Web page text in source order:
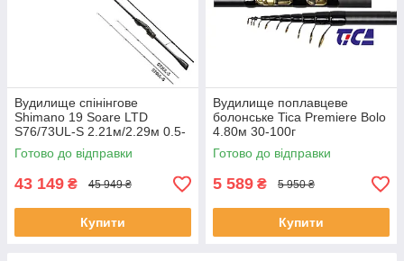
Вудилище спінінгове
Shimano 19 Soare LTD
S76/73UL-S 2.21м/2.29м 0.5-
12
Готово до відправки
43 149 ₴ 45 949 ₴
Купити
Вудилище поплавцеве
болонське Tica Premiere Bolo
4.80м 30-100г
Готово до відправки
5 589 ₴ 5 950 ₴
Купити